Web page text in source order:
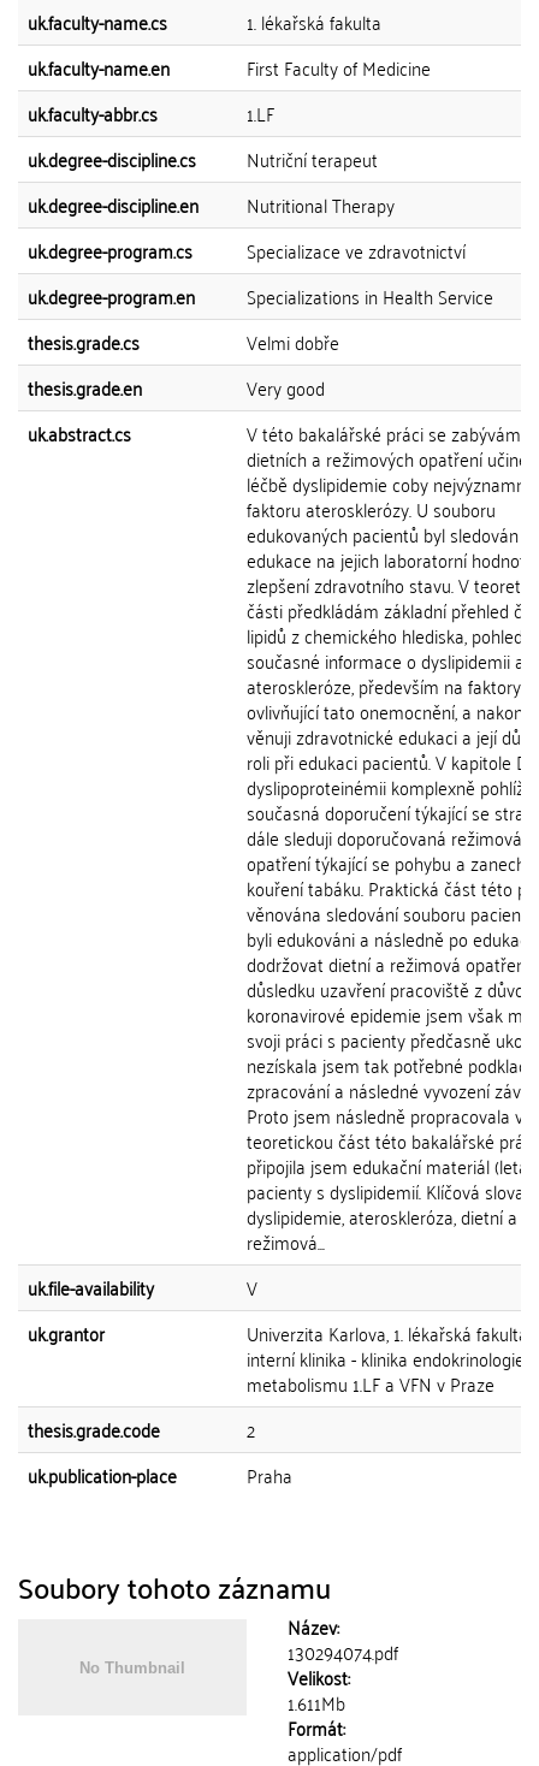
uk.faculty-name.cs
1. lékařská fakulta
uk.faculty-name.en
First Faculty of Medicine
uk.faculty-abbr.cs
1.LF
uk.degree-discipline.cs
Nutriční terapeut
uk.degree-discipline.en
Nutritional Therapy
uk.degree-program.cs
Specializace ve zdravotnictví
uk.degree-program.en
Specializations in Health Service
thesis.grade.cs
Velmi dobře
thesis.grade.en
Very good
uk.abstract.cs
V této bakalářské práci se zabývám
dietních a režimových opatření
léčbě dyslipidemie coby
faktoru aterosklerózy. U souboru
edukovaných pacientů byl sledován
edukace na jejich laboratorní
zlepšení zdravotního stavu. V
části předkládám základní přehled
lipidů z chemického hlediska, pohled
současné informace o dyslipidemii a
ateroskleróze, především na faktory
ovlivňující tato onemocnění, a
věnuji zdravotnické edukaci a její
roli při edukaci pacientů. V kapitole
dyslipoproteinémii komplexně
současná doporučení týkající se
dále sleduji doporučovaná režimová
opatření týkající se pohybu a
kouření tabáku. Praktická část této
věnována sledování souboru
byli edukováni a následně po
dodržovat dietní a režimová opatření.
důsledku uzavření pracoviště z
koronavirové epidemie jsem však
svoji práci s pacienty předčasně
nezískala jsem tak potřebné
zpracování a následné vyvození
Proto jsem následně propracovala
teoretickou část této bakalářské
připojila jsem edukační materiál
pacienty s dyslipidemií. Klíčová slova
dyslipidemie, ateroskleróza, dietní a
režimová...
uk.file-availability
V
uk.grantor
Univerzita Karlova, 1. lékařská fakulta,
interní klinika - klinika endokrinologie a
metabolismu 1.LF a VFN v Praze
thesis.grade.code
2
uk.publication-place
Praha
Soubory tohoto záznamu
Název:
130294074.pdf
Velikost:
1.611Mb
Formát:
application/pdf